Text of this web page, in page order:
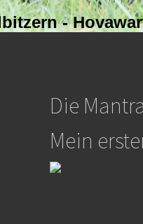
-
Die
Mein